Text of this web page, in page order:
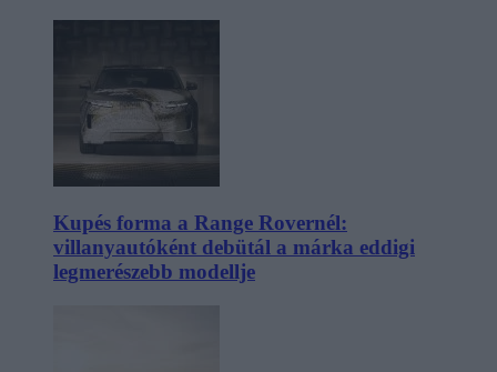
Kupés forma a Range Rovernél:
villanyautóként debütál a márka eddigi
legmerészebb modellje